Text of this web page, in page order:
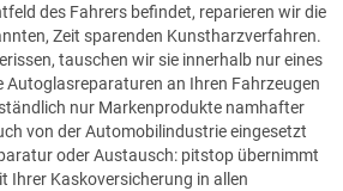
des Fahrers befindet, reparieren wir die
Zeit sparenden Kunstharzverfahren.
tauschen wir sie innerhalb nur eines
Autoglasreparaturen an Ihren Fahrzeugen
nur Markenprodukte namhafter
von der Automobilindustrie eingesetzt
oder Austausch: pitstop übernimmt
Ihrer Kaskoversicherung in allen